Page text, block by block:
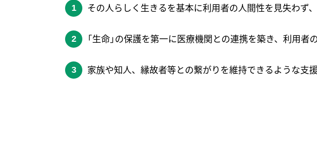
その人らしく生きるを基本に利用者の人間性を見失わず
「生命」の保護を第一に医療機関との連携を築き、利用者
家族や知人、縁故者等との繋がりを維持できるような支